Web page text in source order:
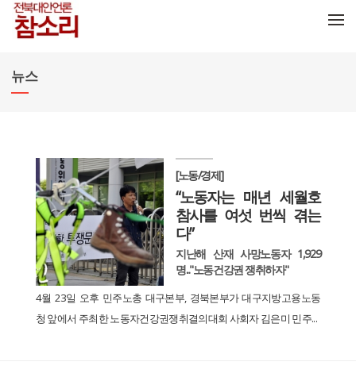
뉴스
[노동/경제]
“노동자는 매년 세월호
참사를 여섯 번씩 겪는
다”
지난해 산재 사망노동자 1,929
명..."노동건강권 쟁취하자"
4월 23일 오후 민주노총 대구본부, 경북본부가 대구지방고용노동
청 앞에서 주최한 노동자건강권쟁취결의대회 사회자 김은미 민주...